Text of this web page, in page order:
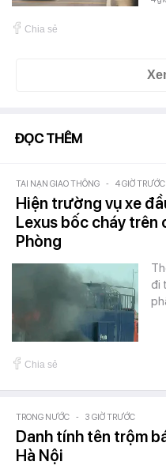
Chia sẻ
ĐỌC THÊM
TAI NẠN GIAO THÔNG - 4 GIỜ TRƯỚC
Hiện trường vụ xe
Lexus bốc cháy trên
Phòng
đi
Chia sẻ
TRONG NƯỚC - 3 GIỜ TRƯỚC
Danh tính tên trộm
Hà Nội